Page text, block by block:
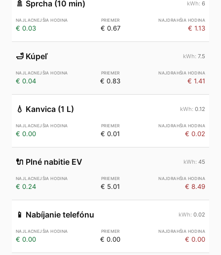
🚿 Sprcha (10 min) 6
€ 0.03 € 0.67 € 1.13
🛁 Kúpeľ 7.5
€ 0.04 € 0.83 € 1.41
💧 Kanvica (1 L) 0.12
€ 0.00 € 0.01 € 0.02
🔌 Plné nabitie EV 45
€ 0.24 € 5.01 € 8.49
📱 Nabíjanie telefónu 0.02
€ 0.00 € 0.00 € 0.00